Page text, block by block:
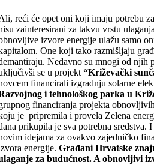
reći će opet oni koji imaju potrebu
zainteresirani za takvu vrstu
izvore energije ulažu samo
One koji tako razmišljaju
Nedavno su mnogi od njih
se u projekt“Križevački
financirali izgradnju solarne
i tehnološkog parka u
financiranja projekta
je pripremila i provela Zelena
prikupila je sva potrebna sredstva.
idejama za ovakvo zajedničko
energije.Građani Hrvatske
za budućnost. A obnovljivi